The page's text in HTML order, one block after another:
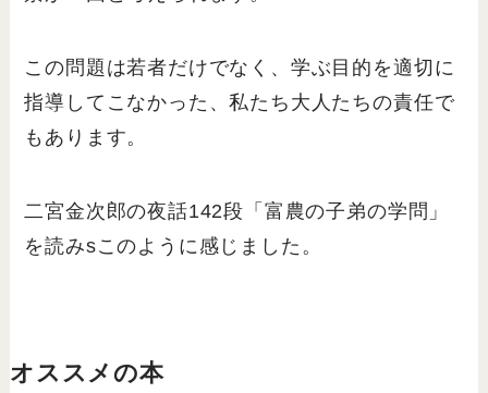
この問題は若者だけでなく、学ぶ目的を適切に
指導してこなかった、私たち大人たちの責任で
もあります。
二宮金次郎の夜話142段「富農の子弟の学問」
を読みsこのように感じました。
オススメの本